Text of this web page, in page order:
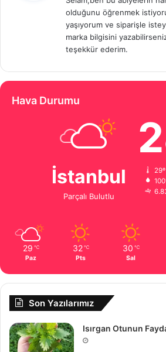
i
k
i
olduğunu öğrenmek
yaşıyorum ve siparişle
marka bilgisini
teşekkür ederim.
Hava Durumu
İstanbul
Parçalı Bulutlu
29 ℃
Paz
32 ℃
Pts
30 ℃
Sal
Son Yazılarımız
Isırgan Otunun